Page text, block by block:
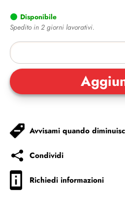
Disponibile
Spedito in 2 giorni lavorativi.
Avvisami quando
Condividi
Richiedi informazioni